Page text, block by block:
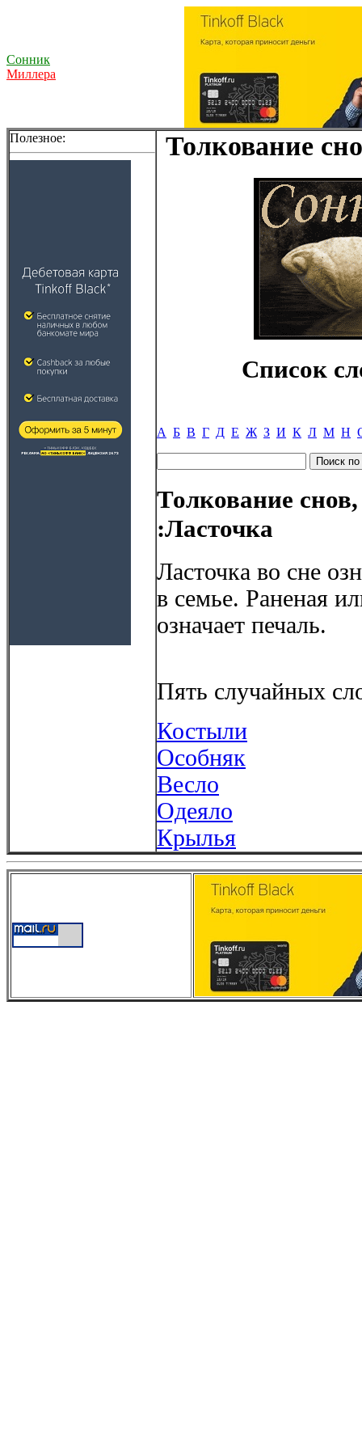
Сонник
Миллера
Полезное: Толкование
Список
А Б В Г Д Е Ж З И К Л М Н
Толкование
:Ласточка
Ласточка во сне
в семье. Раненая
означает печаль.
Пять случайных
Костыли
Особняк
Весло
Одеяло
Крылья